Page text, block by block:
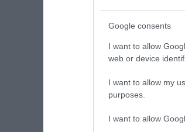
Google consents
I want to allow
web or device
I want to allow my
purposes.
I want to allow